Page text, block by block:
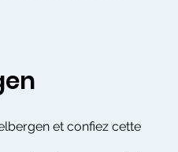
et confiez cette